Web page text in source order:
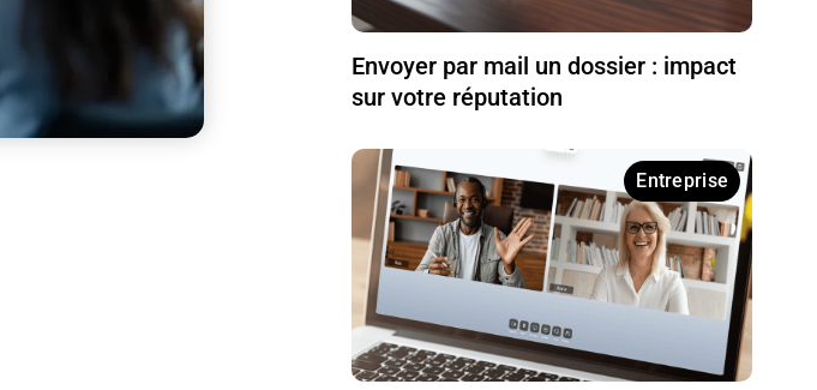
Envoyer par mail un dossier : impact
sur votre réputation
Entreprise